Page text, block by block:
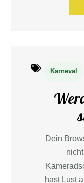
Karneval
Dein
hast Lust